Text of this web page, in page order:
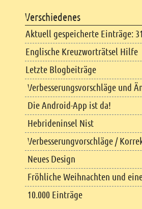
Verschiedenes
Aktuell gespeicherte Einträge:
Englische Kreuzworträtsel Hilfe
Letzte Blogbeiträge
Verbesserungsvorschläge und
Die Android-App ist da!
Hebrideninsel Nist
Verbesserungvorschläge /
Neues Design
Fröhliche Weihnachten und
10.000 Einträge